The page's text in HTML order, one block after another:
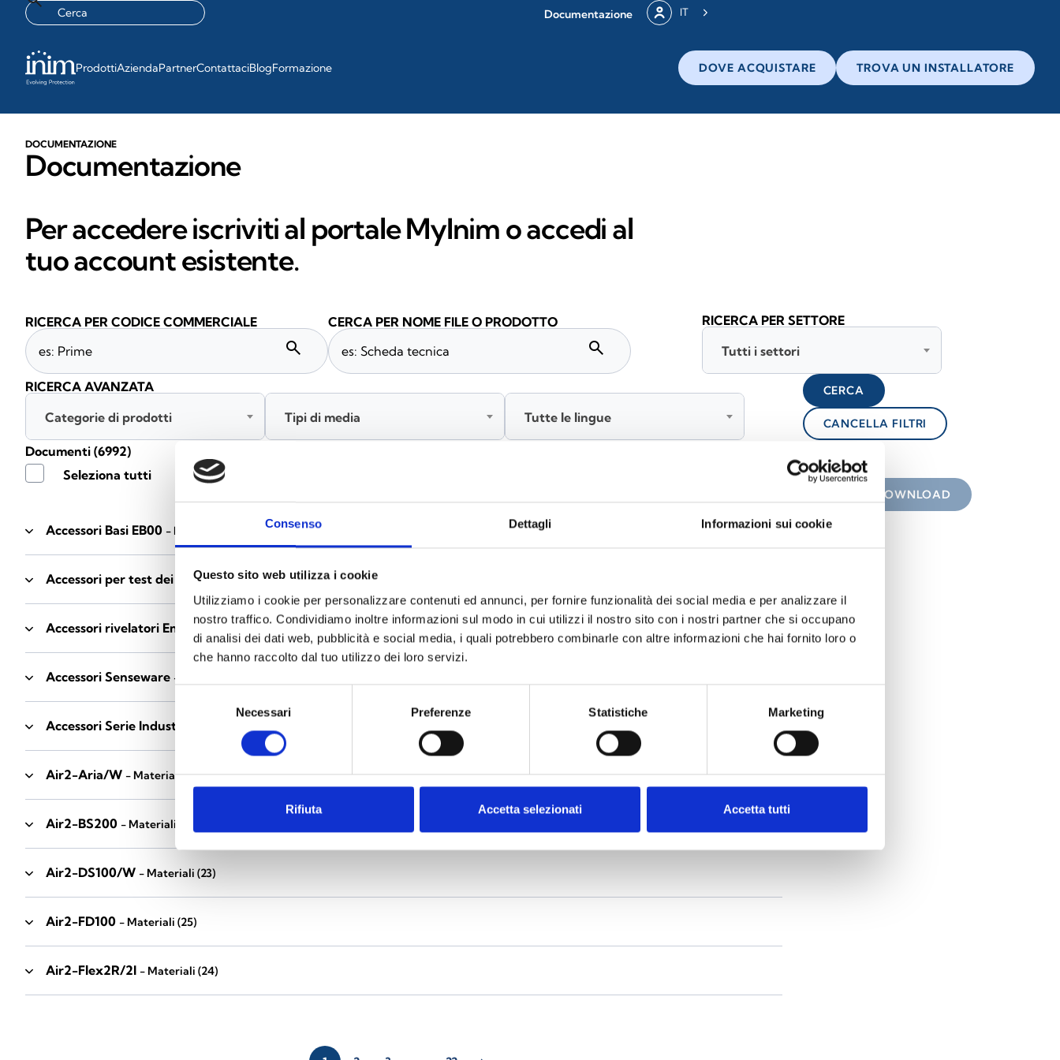
Consenso Dettagli Informazioni sui cookie
Questo sito web utilizza i cookie
Utilizziamo i cookie per personalizzare contenuti ed annunci, per fornire funzionalità dei social media e per analizzare il
nostro traffico. Condividiamo inoltre informazioni sul modo in cui utilizzi il nostro sito con i nostri partner che si occupano
di analisi dei dati web, pubblicità e social media, i quali potrebbero combinarle con altre informazioni che hai fornito loro o
che hanno raccolto dal tuo utilizzo dei loro servizi.
consenso
Necessari Preferenze Statistiche Marketing
Rifiuta Accetta selezionati Accetta tutti
Documentazione IT
ProdottiAziendaPartnerContattaciBlogFormazione DOVE ACQUISTARE TROVA UN INSTALLATORE
DOCUMENTAZIONE
Documentazione
Per accedere iscriviti al portale MyInim o accedi al
tuo account esistente.
Accessori Basi EB00 - Materiali
Accessori per test dei rivelatori - Materiali(6)
Accessori rivelatori Enea - Materiali(35)
Accessori Senseware - Materiali
Accessori Serie Industrial
Air2-Aria/W - Materiali(23)
Air2-BS200 - Materiali
Air2-DS100/W - Materiali (23)
Air2-FD100 - Materiali (25)
Air2-Flex2R/2I - Materiali (24)
Documenti (6992)
Seleziona tutti
DOWNLOAD
RICERCA PER CODICE COMMERCIALE
search
CERCA PER NOME FILE O PRODOTTO
search
RICERCA PER SETTORE
Tutti i settori
RICERCA AVANZATA
Categorie di prodotti
Tipi di media Tutte le lingue
CERCA
CANCELLA FILTRI